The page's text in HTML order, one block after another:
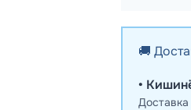
🚚
•